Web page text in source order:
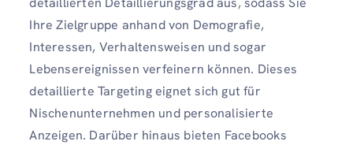
Ihre Zielgruppe anhand von Demografie,
Interessen, Verhaltensweisen und sogar
Lebensereignissen verfeinern können. Dieses
detaillierte Targeting eignet sich gut für
Nischenunternehmen und personalisierte
Anzeigen. Darüber hinaus bieten Facebooks